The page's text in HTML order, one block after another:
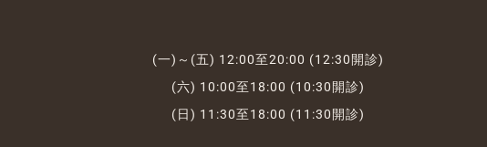
(一)～(五) 12:00至20:00 (12:30開診)
(六) 10:00至18:00 (10:30開診)
(日) 11:30至18:00 (11:30開診)